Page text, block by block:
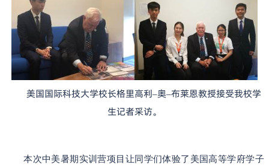
美国国际科技大学校长格里高利–奥–布莱恩教授接受我校学
生记者采访。
本次中美暑期实训营项目让同学们体验了美国高等学府学子